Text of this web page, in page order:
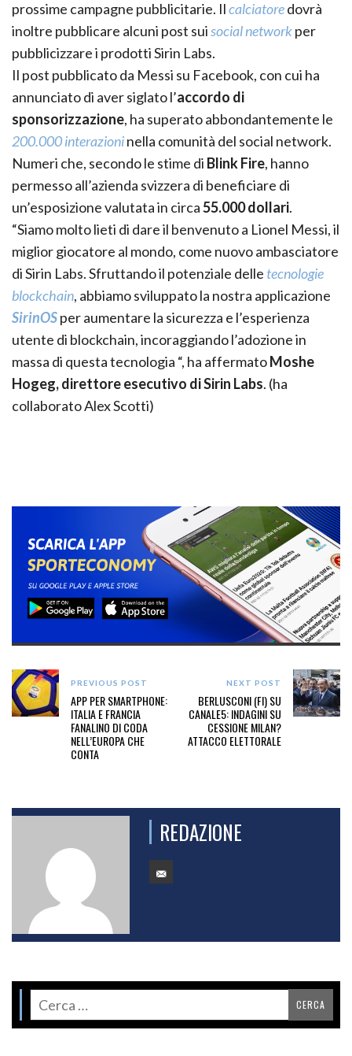
prossime campagne pubblicitarie. Ilcalciatoredovrà
inoltre pubblicare alcuni post suisocial networkper
pubblicizzare i prodotti Sirin Labs.
Il post pubblicato da Messi su Facebook, con cui ha
annunciato di aver siglato l’accordo di
sponsorizzazione, ha superato abbondantemente le
200.000 interazioninella comunità del social network.
Numeri che, secondo le stime di Blink Fire, hanno
permesso all’azienda svizzera di beneficiare di
un’esposizione valutata in circa55.000 dollari.
“Siamo molto lieti di dare il benvenuto a Lionel Messi, il
miglior giocatore al mondo, come nuovo ambasciatore
di Sirin Labs. Sfruttando il potenziale delle tecnologie
blockchain, abbiamo sviluppato la nostra applicazione
SirinOSper aumentare la sicurezza e l’esperienza
utente di blockchain, incoraggiando l’adozione in
massa di questa tecnologia “, ha affermatoMoshe
Hogeg, direttore esecutivo di Sirin Labs. (ha
collaborato Alex Scotti)
PREVIOUS POST
APP PER SMARTPHONE:
ITALIA E FRANCIA
FANALINO DI CODA
NELL’EUROPA CHE
CONTA
NEXT POST
BERLUSCONI (FI) SU
CANALE5: INDAGINI SU
CESSIONE MILAN?
ATTACCO ELETTORALE
REDAZIONE